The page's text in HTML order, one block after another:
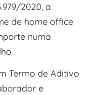
2020, a
de home office
numa
Termo de Aditivo
e